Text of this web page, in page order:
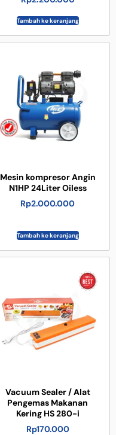
Tambah ke keranjang
Mesin kompresor Angin
N1HP 24Liter Oiless
Rp2.000.000
Tambah ke keranjang
Vacuum Sealer / Alat
Pengemas Makanan
Kering HS 280-i
Rp170.000